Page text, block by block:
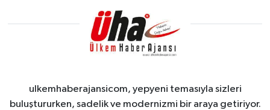
ulkemhaberajansicom, yepyeni temasıyla sizleri
buluştururken, sadelik ve modernizmi bir araya getiriyor.